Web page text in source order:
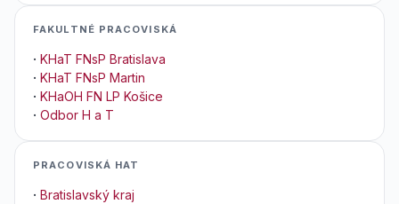
FAKULTNÉ PRACOVISKÁ
· KHaT FNsP Bratislava
· KHaT FNsP Martin
· KHaOH FN LP Košice
· Odbor H a T
PRACOVISKÁ HAT
· Bratislavský kraj